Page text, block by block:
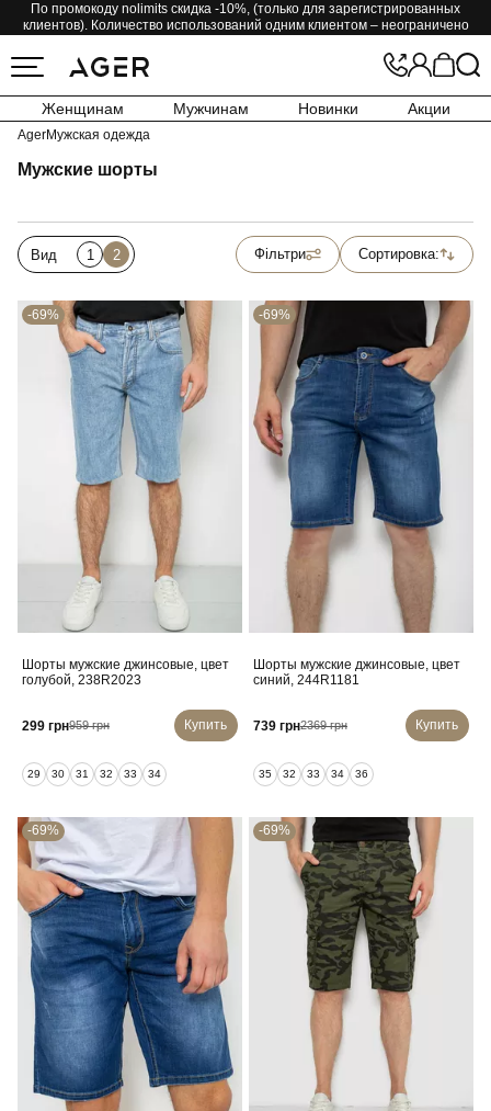
По промокоду nolimits скидка -10%, (только для зарегистрированных
клиентов). Количество использований одним клиентом – неограничено
Женщинам Мужчинам Новинки Акции
AgerМужская одежда
Мужские шорты
Вид 1 2 Фільтри Сортировка:
-69%
Шорты мужские джинсовые, цвет
голубой, 238R2023
299 грн959 грн Купить
29 30 31 32 33 34
-69%
Шорты мужские джинсовые, цвет
синий, 244R1181
739 грн2369 грн Купить
35 32 33 34 36
-69% -69%